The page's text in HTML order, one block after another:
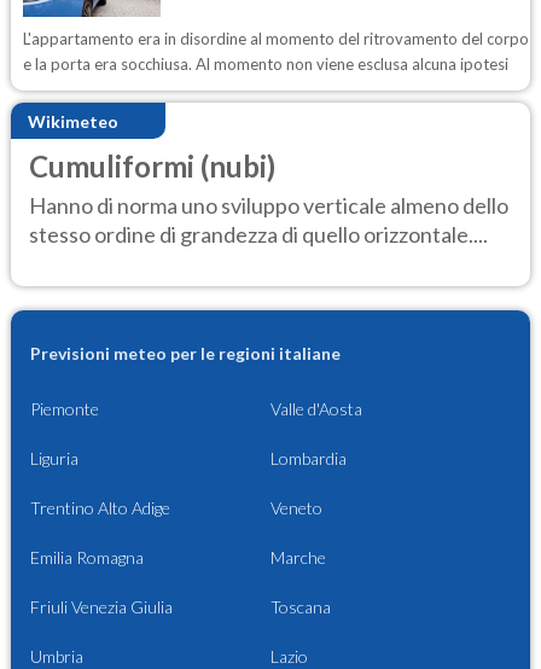
L'appartamento era in disordine al momento del ritrovamento del corpo
e la porta era socchiusa. Al momento non viene esclusa alcuna ipotesi
Wikimeteo
Cumuliformi (nubi)
Hanno di norma uno sviluppo verticale almeno dello
stesso ordine di grandezza di quello orizzontale....
Previsioni meteo per le regioni italiane
Piemonte Valle d'Aosta
Liguria Lombardia
Trentino Alto Adige Veneto
Emilia Romagna Marche
Friuli Venezia Giulia Toscana
Umbria Lazio